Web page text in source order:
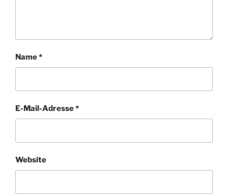
Name*
E-Mail-Adresse*
Website